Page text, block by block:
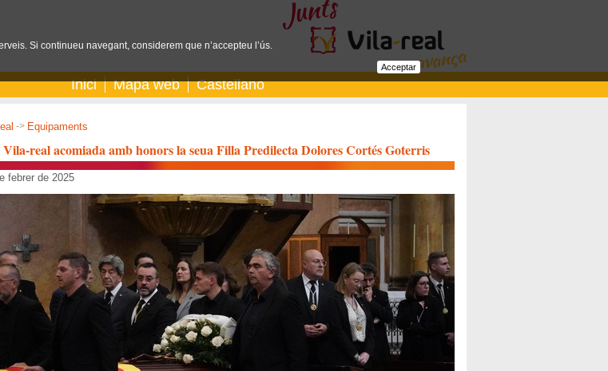
Inici Mapa web Castellano
-> Equipaments
Vila-real acomiada amb honors la seua Filla Predilecta Dolores Cortés Goterris
febrer de 2025
Si continueu navegant, considerem que n’accepteu l’ús.
Acceptar